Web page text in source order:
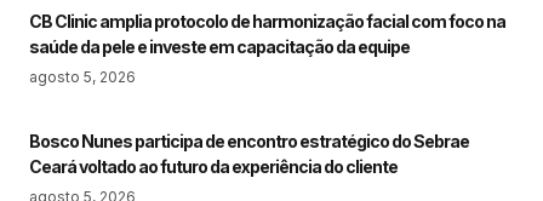
CB Clinic amplia protocolo de harmonização facial com foco na
saúde da pele e investe em capacitação da equipe
agosto 5, 2026
Bosco Nunes participa de encontro estratégico do Sebrae
Ceará voltado ao futuro da experiência do cliente
agosto 5, 2026